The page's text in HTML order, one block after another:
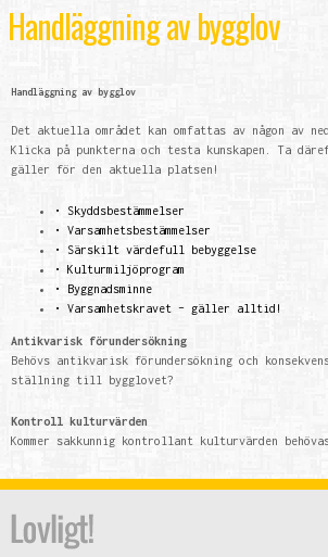
Handläggning av bygglov
Handläggning av bygglov
Det aktuella området kan omfattas av någon av
Klicka på punkterna och testa kunskapen. Ta
gäller för den aktuella platsen!
• Skyddsbestämmelser
• Varsamhetsbestämmelser
• Särskilt värdefull bebyggelse
• Kulturmiljöprogram
• Byggnadsminne
• Varsamhetskravet – gäller alltid !
Antikvarisk förundersökning
Behövs antikvarisk förundersökning och
ställning till bygglovet?
Kontroll kulturvärden
Kommer sakkunnig kontrollant kulturvärden